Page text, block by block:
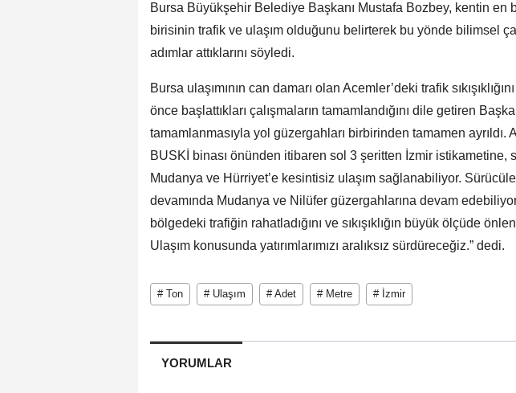
Bursa Büyükşehir Belediye Başkanı Mustafa Bozbey, kentin en
birisinin trafik ve ulaşım olduğunu belirterek bu yönde bilimsel
adımlar attıklarını söyledi.
Bursa ulaşımının can damarı olan Acemler’deki trafik
önce başlattıkları çalışmaların tamamlandığını dile getiren
tamamlanmasıyla yol güzergahları birbirinden tamamen ayrıldı.
BUSKİ binası önünden itibaren sol 3 şeritten İzmir istikametine,
Mudanya ve Hürriyet’e kesintisiz ulaşım sağlanabiliyor.
devamında Mudanya ve Nilüfer güzergahlarına devam
bölgedeki trafiğin rahatladığını ve sıkışıklığın büyük ölçüde
Ulaşım konusunda yatırımlarımızı aralıksız sürdüreceğiz.” dedi.
# Ton # Ulaşım # Adet # Metre # İzmir
YORUMLAR